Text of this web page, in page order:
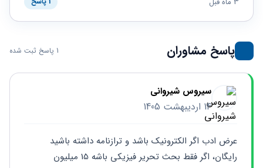
مهریه
حقوقی
خانواده
حقوقی
کسب
و کار
سئو و
سازی
سایت
شرکت
پاسخ مشاوران 1 پاسخ ثبت شده
سیروس شیروانی
14 اردیبهشت 1405
رایگان، اگر فقط بحث تحریر فیزیکی باشه 15 میلیون